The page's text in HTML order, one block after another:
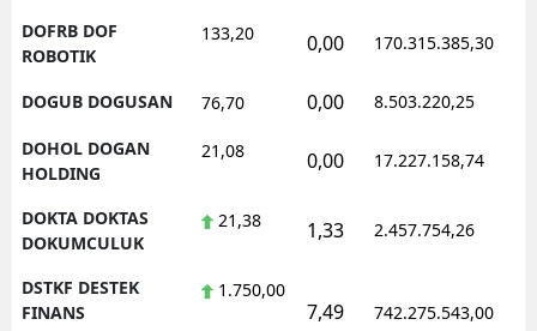
DOFRB DOF
ROBOTIK
133,20 0,00 170.315.385,30
DOGUB DOGUSAN 76,70 0,00 8.503.220,25
DOHOL DOGAN
HOLDING
21,08 0,00 17.227.158,74
DOKTA DOKTAS
DOKUMCULUK
21,38 1,33 2.457.754,26
DSTKF DESTEK
FINANS
1.750,00
7,49 742.275.543,00